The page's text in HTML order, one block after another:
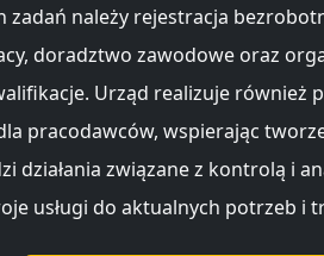
zadań należy rejestracja
doradztwo zawodowe oraz
Urząd realizuje również
pracodawców, wspierając
działania związane z kontrolą i
usługi do aktualnych potrzeb i